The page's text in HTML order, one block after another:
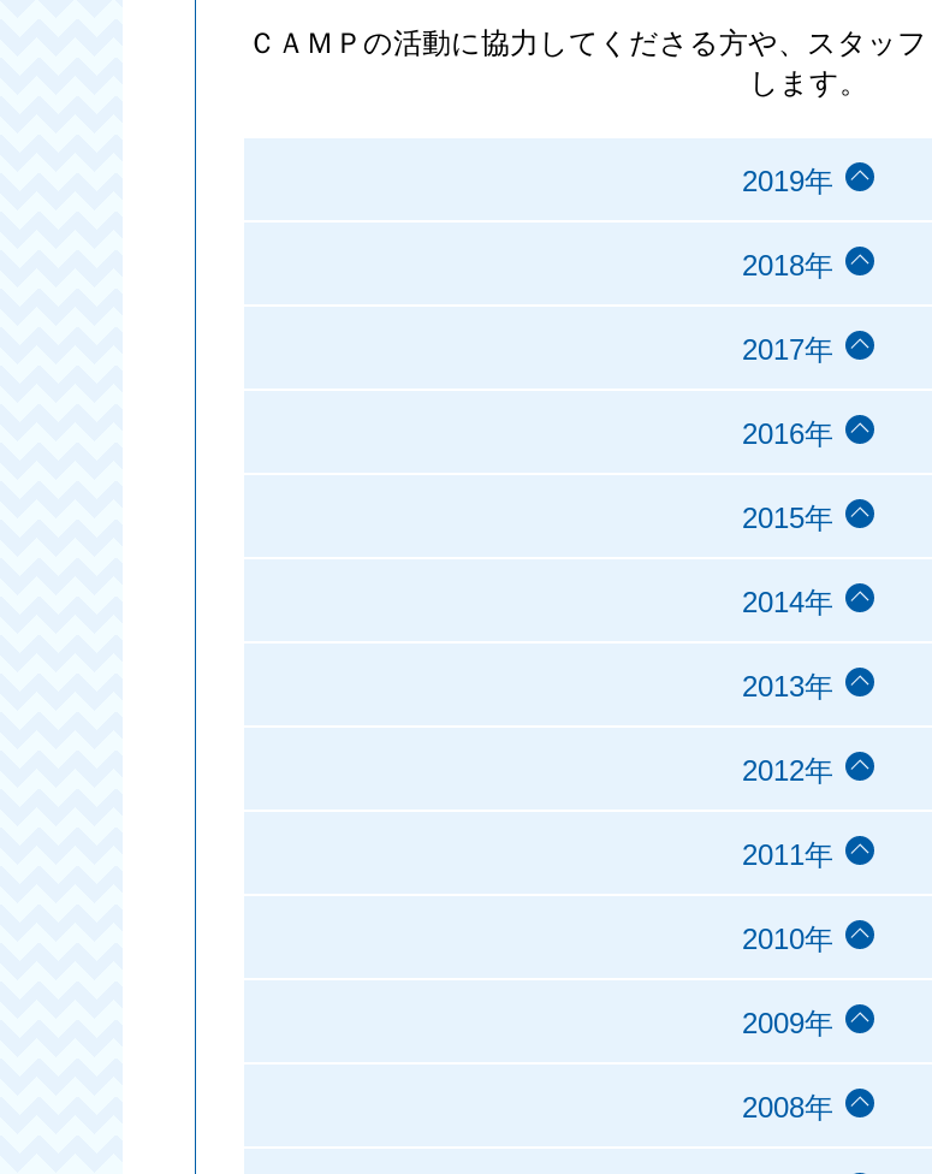
ＣＡＭＰの活動に協力してくださる方や、スタッ
します。
2019年
2018年
2017年
2016年
2015年
2014年
2013年
2012年
2011年
2010年
2009年
2008年